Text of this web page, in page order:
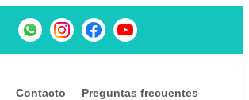
Contacto Preguntas frecuentes